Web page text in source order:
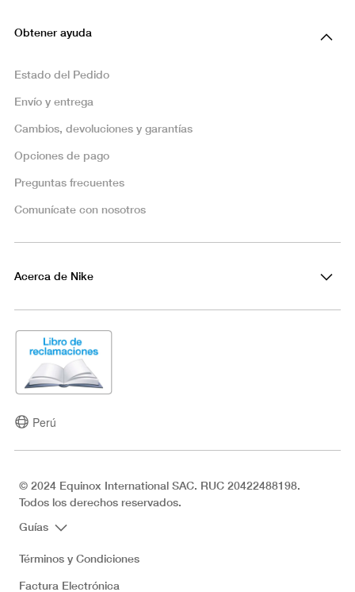
Obtener ayuda
Estado del Pedido
Envío y entrega
Cambios, devoluciones y garantías
Opciones de pago
Preguntas frecuentes
Comunícate con nosotros
Acerca de Nike
Perú
© 2024 Equinox International SAC. RUC 20422488198.
Todos los derechos reservados.
Guías
Términos y Condiciones
Factura Electrónica